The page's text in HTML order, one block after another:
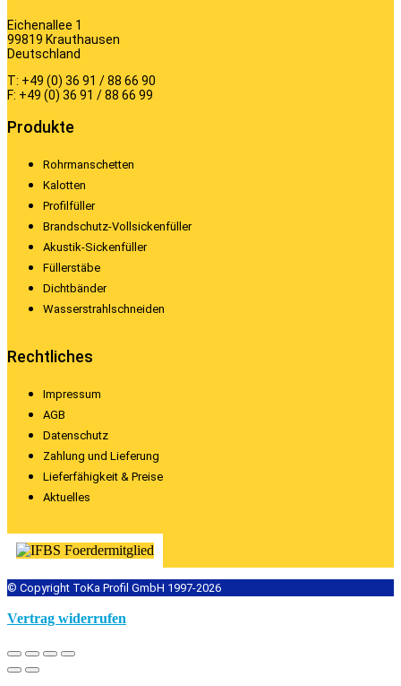
Eichenallee 1
99819 Krauthausen
Deutschland
T: +49 (0) 36 91 / 88 66 90
F: +49 (0) 36 91 / 88 66 99
Produkte
Rohrmanschetten
Kalotten
Profilfüller
Brandschutz-Vollsickenfüller
Akustik-Sickenfüller
Füllerstäbe
Dichtbänder
Wasserstrahlschneiden
Rechtliches
Impressum
AGB
Datenschutz
Zahlung und Lieferung
Lieferfähigkeit & Preise
Aktuelles
© Copyright ToKa Profil GmbH 1997-2026
Vertrag widerrufen